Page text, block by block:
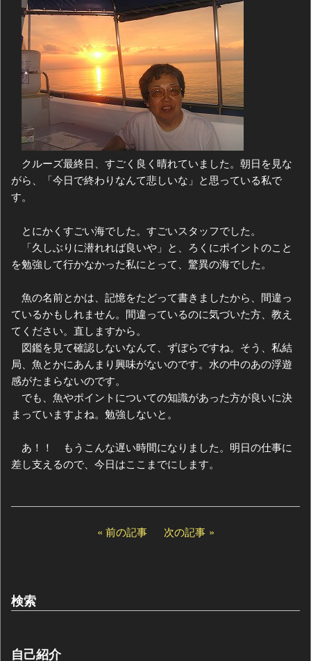
クルーズ最終日、すごく良く晴れていました。朝日を見な
がら、「今日で終わりなんて悲しいな」と思っている私で
す。
とにかくすごい海でした。すごいスタッフでした。
「久しぶりに潜れれば良いや」と、ろくにポイントのこと
を勉強して行かなかった私にとって、驚異の海でした。
魚の名前とかは、記憶をたどって書きましたから、間違っ
ているかもしれません。間違っているのに気づいた方、教え
てください。直しますから。
図鑑を見て確認しないなんて、ずぼらですね。そう、私結
局、魚とかにあんまり興味がないのです。水の中のあの浮遊
感がたまらないのです。
でも、魚やポイントについての知識があった方が良いに決
まっていますよね。勉強しないと。
あ！！ もうこんな遅い時間になりました。明日の仕事に
差し支えるので、今日はここまでにします。
前の記事 次の記事
検索
自己紹介